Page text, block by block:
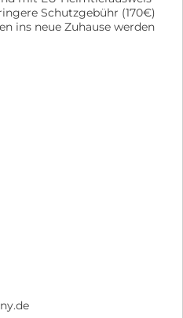
Schutzgebühr (170€)
ins neue Zuhause werden